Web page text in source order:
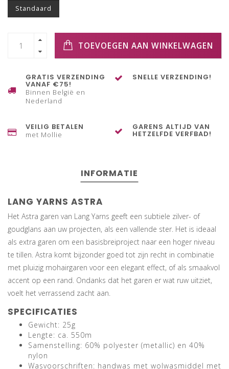
Standaard
TOEVOEGEN AAN WINKELWAGEN
GRATIS VERZENDING
VANAF €75!
Binnen België en
Nederland
SNELLE VERZENDING!
VEILIG BETALEN
met Mollie
GARENS ALTIJD VAN
HETZELFDE VERFBAD!
INFORMATIE
LANG YARNS ASTRA
Het Astra garen van Lang Yarns geeft een subtiele zilver- of
goudglans aan uw projecten, als een vallende ster. Het is ideaal
als extra garen om een basisbreiproject naar een hoger niveau
te tillen. Astra komt bijzonder goed tot zijn recht in combinatie
met pluizig mohairgaren voor een elegant effect, of als smaakvol
accent op een rand. Ondanks dat het garen er wat ruw uitziet,
voelt het verrassend zacht aan.
SPECIFICATIES
Gewicht: 25g
Lengte: ca. 550m
Samenstelling: 60% polyester (metallic) en 40%
nylon
Wasvoorschriften: handwas met wolwasmiddel met